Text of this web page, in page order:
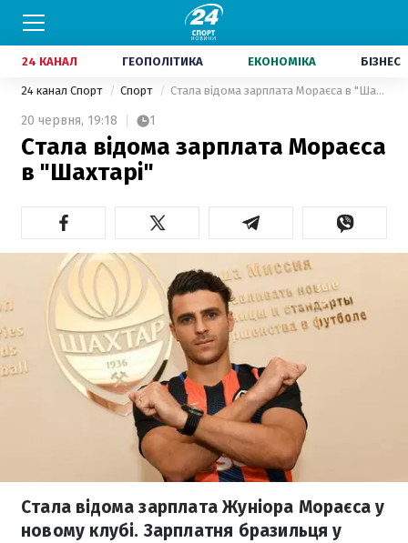
24 КАНАЛ ГЕОПОЛІТИКА ЕКОНОМІКА БІЗНЕС
24 канал Спорт Спорт Стала відома зарплата Мораєса в "Шахтарі"
20 червня, 19:18 1
Стала відома зарплата Мораєса
в "Шахтарі"
Стала відома зарплата Жуніора Мораєса у
новому клубі. Зарплатня бразильця у